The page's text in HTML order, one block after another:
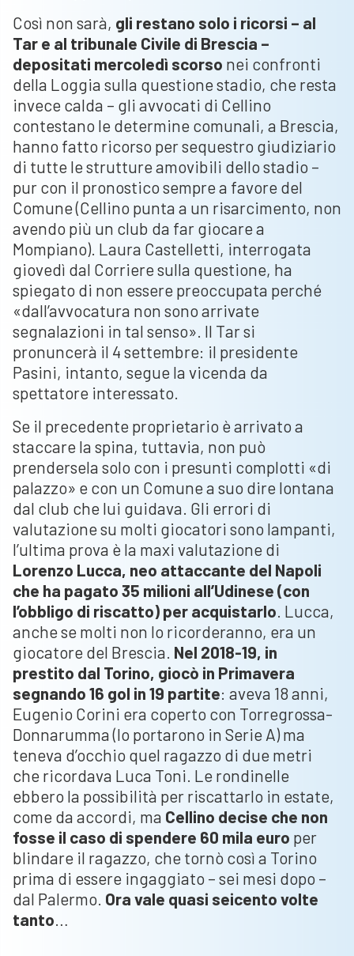
Così non sarà, gli restano solo i ricorsi – al
Tar e al tribunale Civile di Brescia –
depositati mercoledì scorso nei confronti
della Loggia sulla questione stadio, che resta
invece calda – gli avvocati di Cellino
contestano le determine comunali, a Brescia,
hanno fatto ricorso per sequestro giudiziario
di tutte le strutture amovibili dello stadio –
pur con il pronostico sempre a favore del
Comune (Cellino punta a un risarcimento, non
avendo più un club da far giocare a
Mompiano). Laura Castelletti, interrogata
giovedì dal Corriere sulla questione, ha
spiegato di non essere preoccupata perché
«dall’avvocatura non sono arrivate
segnalazioni in tal senso». Il Tar si
pronuncerà il 4 settembre: il presidente
Pasini, intanto, segue la vicenda da
spettatore interessato.
Se il precedente proprietario è arrivato a
staccare la spina, tuttavia, non può
prendersela solo con i presunti complotti «di
palazzo» e con un Comune a suo dire lontana
dal club che lui guidava. Gli errori di
valutazione su molti giocatori sono lampanti,
l’ultima prova è la maxi valutazione di
Lorenzo Lucca, neo attaccante del Napoli
che ha pagato 35 milioni all’Udinese (con
l’obbligo di riscatto) per acquistarlo . Lucca,
anche se molti non lo ricorderanno, era un
giocatore del Brescia. Nel 2018-19, in
prestito dal Torino, giocò in Primavera
segnando 16 gol in 19 partite: aveva 18 anni,
Eugenio Corini era coperto con Torregrossa-
Donnarumma (lo portarono in Serie A) ma
teneva d’occhio quel ragazzo di due metri
che ricordava Luca Toni. Le rondinelle
ebbero la possibilità per riscattarlo in estate,
come da accordi, ma Cellino decise che non
fosse il caso di spendere 60 mila euro per
blindare il ragazzo, che tornò così a Torino
prima di essere ingaggiato – sei mesi dopo –
dal Palermo. Ora vale quasi seicento volte
tanto